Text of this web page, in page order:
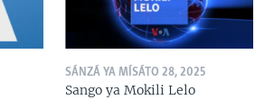
SÁNZÁ YA MÍSÁTO 28, 2025
Sango ya Mokili Lelo